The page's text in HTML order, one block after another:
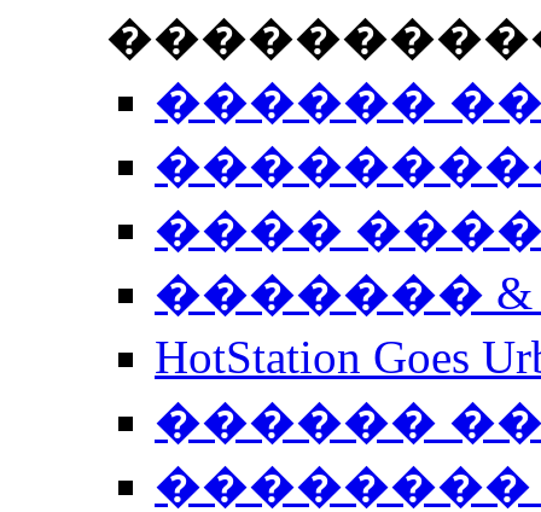
������
����
�������
HotStation
������
��������